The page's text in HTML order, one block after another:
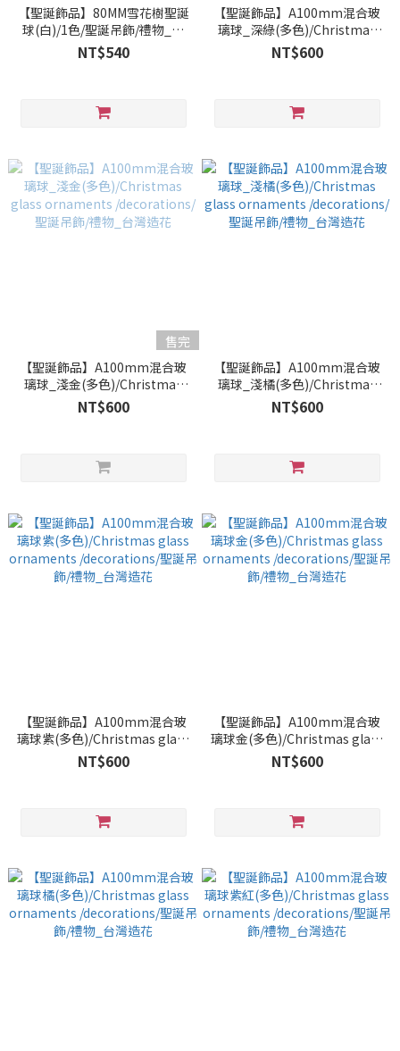
【聖誕飾品】80MM雪花樹聖誕
球(白)/1色/聖誕吊飾/禮物_台
灣造花
NT$540
【聖誕飾品】A100mm混合玻
璃球_深綠(多色)/Christmas
glass ornaments
/decorations/聖誕吊飾/禮物_
NT$600
售完
【聖誕飾品】A100mm混合玻
璃球_淺金(多色)/Christmas
glass ornaments
/decorations/聖誕吊飾/禮物_
NT$600
【聖誕飾品】A100mm混合玻
璃球_淺橘(多色)/Christmas
glass ornaments
/decorations/聖誕吊飾/禮物_
NT$600
【聖誕飾品】A100mm混合玻
璃球紫(多色)/Christmas glass
ornaments /decorations/聖
誕吊飾/禮物_台灣造花
NT$600
【聖誕飾品】A100mm混合玻
璃球金(多色)/Christmas glass
ornaments /decorations/聖
誕吊飾/禮物_台灣造花
NT$600